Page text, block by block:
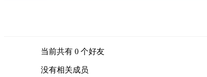
当前共有 0 个好友
没有相关成员